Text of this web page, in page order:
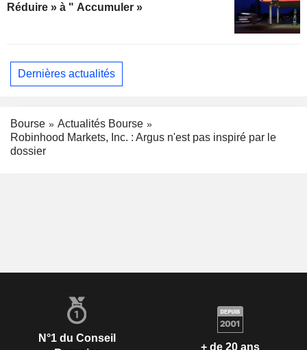
Réduire » à " Accumuler »
Dernières actualités
Bourse
Actualités Bourse
Robinhood Markets, Inc. : Argus n'est pas inspiré par le
dossier
N°1 du Conseil
+ de 20 ans